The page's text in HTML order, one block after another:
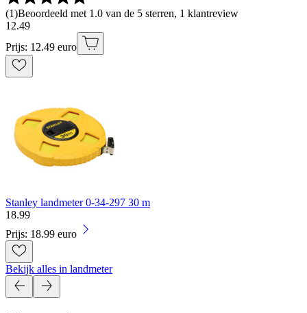
(1)Beoordeeld met 1.0 van de 5 sterren, 1 klantreview
12.49
Prijs: 12.49 euro
Stanley landmeter 0-34-297 30 m
18.99
Prijs: 18.99 euro
Bekijk alles in landmeter